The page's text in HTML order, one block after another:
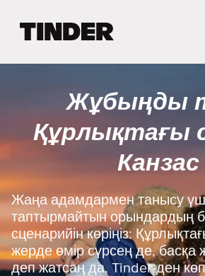
e
r
o
m
e
Жұбыңды
Құрлықтағы
Канзас
Жаңа адамдармен танысу
таптырмайтын орындардың
сценарийін көріңіз:
жерде өмір сүрсең де, басқа
деп жатсаң да, Tinder-ден